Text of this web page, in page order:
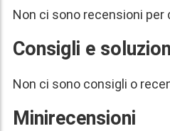
Non ci sono recensioni per
Consigli e
Non ci sono consigli o
Minirecensioni